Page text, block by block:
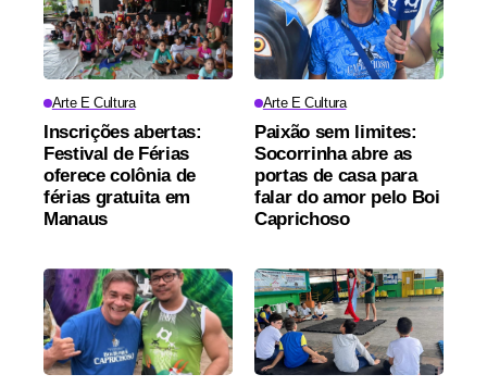
Arte E Cultura
Inscrições abertas:
Festival de Férias
oferece colônia de
férias gratuita em
Manaus
Arte E Cultura
Paixão sem limites:
Socorrinha abre as
portas de casa para
falar do amor pelo Boi
Caprichoso